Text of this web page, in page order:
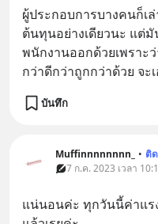
ผู้ประกอบการบางคนก็เ
ต้นทุนอย่างเดียวนะ แต่
พนักงานออกด้วยเพราะว่
กว่าดีกว่าถูกกว่าด้วย จะ
บันทึก
Muffinnnnnnnn_ • ติ
7 ก.ค. 2023 เวลา
แน่นอนค่ะ ทุกวันนี้ค่าแร